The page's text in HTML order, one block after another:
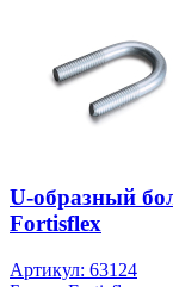
U-образный
Fortisflex
Артикул: 63124